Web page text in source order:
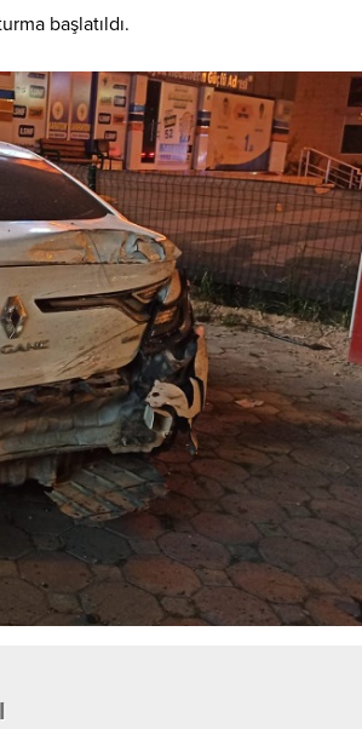
başlatıldı.